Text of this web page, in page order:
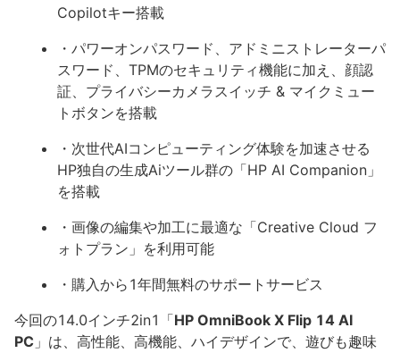
Copilotキー搭載
・パワーオンパスワード、アドミニストレーターパ
スワード、TPMのセキュリティ機能に加え、顔認
証、プライバシーカメラスイッチ & マイクミュー
トボタンを搭載
・次世代AIコンピューティング体験を加速させる
HP独自の生成Aiツール群の「HP AI Companion」
を搭載
・画像の編集や加工に最適な「Creative Cloud フ
ォトプラン」を利用可能
・購入から1年間無料のサポートサービス
今回の14.0インチ2in1「HP OmniBook X Flip 14 AI
PC 」は、高性能、高機能、ハイデザインで、遊びも趣味